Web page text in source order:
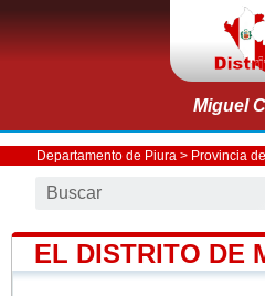
Miguel
Departamento de Piura > Provincia
EL DISTRITO DE